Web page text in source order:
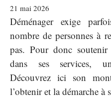
21 mai 2026
Déménager exige
nombre de personnes à
pas. Pour donc
dans ses services,
Découvrez ici son
l’obtenir et la démarche à